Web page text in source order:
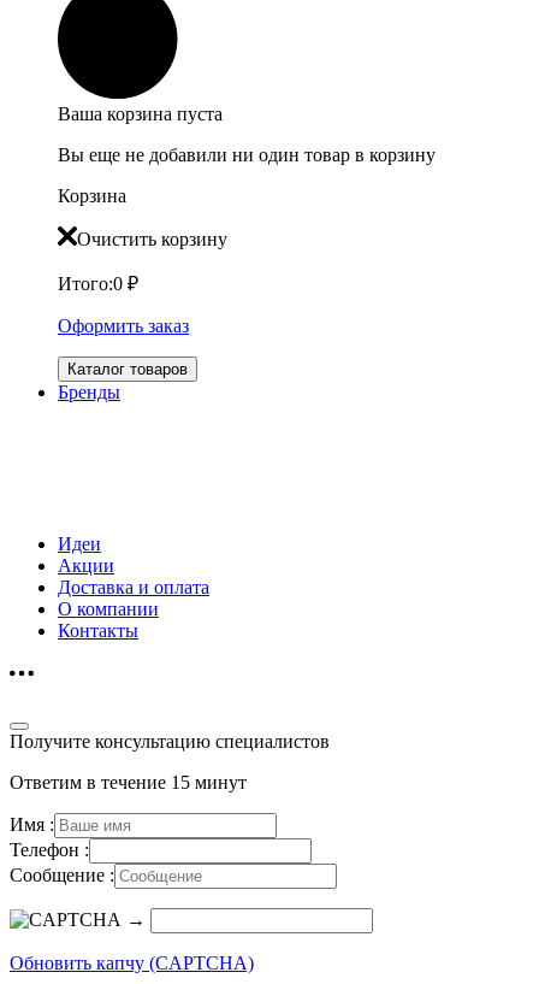
Ваша корзина пуста
Вы еще не добавили ни один товар в корзину
Корзина
Очистить корзину
Итого:0 ₽
Оформить заказ
Каталог товаров
Бренды
Идеи
Акции
Доставка и оплата
О компании
Контакты
Получите консультацию специалистов
Ответим в течение 15 минут
Имя :
Телефон :
Сообщение :
→
Обновить капчу (CAPTCHA)